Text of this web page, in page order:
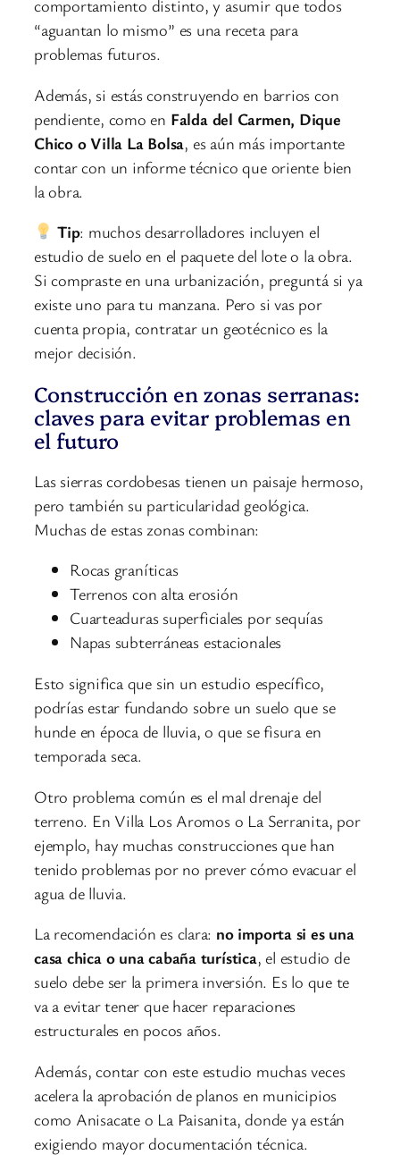
comportamiento distinto, y asumir que todos
“aguantan lo mismo” es una receta para
problemas futuros.
Además, si estás construyendo en barrios con
pendiente, como en Falda del Carmen, Dique
Chico o Villa La Bolsa, es aún más importante
contar con un informe técnico que oriente bien
la obra.
Tip: muchos desarrolladores incluyen el
estudio de suelo en el paquete del lote o la obra.
Si compraste en una urbanización, preguntá si ya
existe uno para tu manzana. Pero si vas por
cuenta propia, contratar un geotécnico es la
mejor decisión.
Construcción en zonas serranas:
claves para evitar problemas en
el futuro
Las sierras cordobesas tienen un paisaje hermoso,
pero también su particularidad geológica.
Muchas de estas zonas combinan:
Rocas graníticas
Terrenos con alta erosión
Cuarteaduras superficiales por sequías
Napas subterráneas estacionales
Esto significa que sin un estudio específico,
podrías estar fundando sobre un suelo que se
hunde en época de lluvia, o que se fisura en
temporada seca.
Otro problema común es el mal drenaje del
terreno. En Villa Los Aromos o La Serranita, por
ejemplo, hay muchas construcciones que han
tenido problemas por no prever cómo evacuar el
agua de lluvia.
La recomendación es clara: no importa si es una
casa chica o una cabaña turística, el estudio de
suelo debe ser la primera inversión. Es lo que te
va a evitar tener que hacer reparaciones
estructurales en pocos años.
Además, contar con este estudio muchas veces
acelera la aprobación de planos en municipios
como Anisacate o La Paisanita, donde ya están
exigiendo mayor documentación técnica.